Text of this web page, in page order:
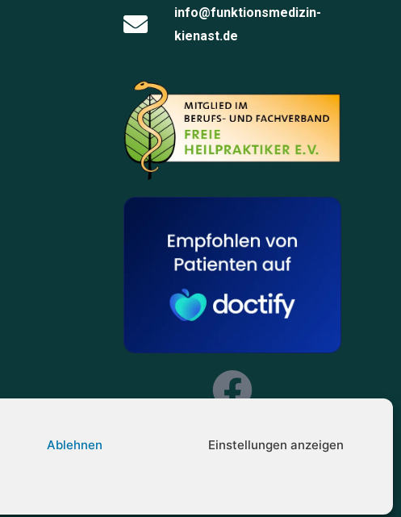
Ablehnen Einstellungen anzeigen
info@funktionsmedizin-
kienast.de